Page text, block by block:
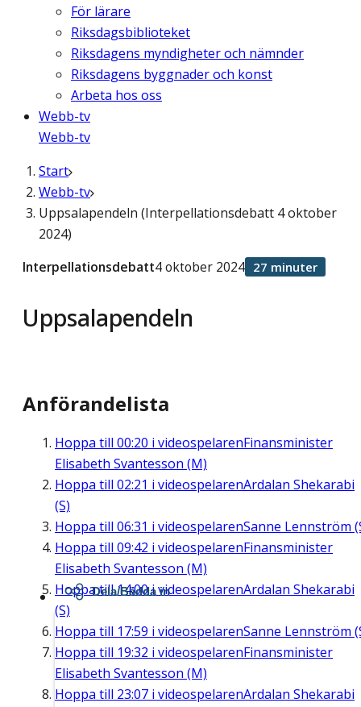
För lärare
Riksdagsbiblioteket
Riksdagens myndigheter och nämnder
Riksdagens byggnader och konst
Arbeta hos oss
Webb-tv
Webb-tv
Start
Webb-tv
Uppsalapendeln (Interpellationsdebatt 4 oktober
2024)
Uppsalapendeln
Interpellationsdebatt4 oktober 2024 27 minuter
Anförandelista
Hoppa till 00:20 i videospelarenFinansminister
Elisabeth Svantesson (M)
Hoppa till 02:21 i videospelarenArdalan Shekarabi
(S)
Hoppa till 06:31 i videospelarenSanne Lennström
Hoppa till 09:42 i videospelarenFinansminister
Elisabeth Svantesson (M)
Hoppa till14:00i videospelarenArdalan Shekarabi
(S)
Hoppa till 17:59 i videospelarenSanne Lennström
Hoppa till 19:32 i videospelarenFinansminister
Elisabeth Svantesson (M)
Hoppa till 23:07 i videospelarenArdalan Shekarabi
Dela/Bädda in